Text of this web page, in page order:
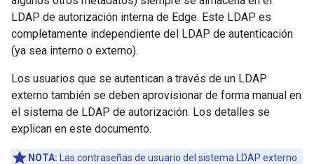
LDAP de autorización interna de Edge. Este LDAP es
completamente independiente del LDAP de autenticación
(ya sea interno o externo).
Los usuarios que se autentican a través de un LDAP
externo también se deben aprovisionar de forma manual en
el sistema de LDAP de autorización. Los detalles se
explican en este documento.
NOTA: Las contraseñas de usuario del sistema LDAP externo